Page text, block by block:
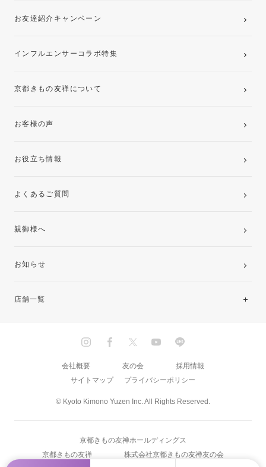
お友達紹介キャンペーン
インフルエンサーコラボ特集
京都きもの友禅について
お客様の声
お役立ち情報
よくあるご質問
親御様へ
お知らせ
店舗一覧
© Kyoto Kimono Yuzen Inc. All Rights Reserved.
会社概要 友の会
採用情報
サイトマップ
プライバシーポリシー
京都きもの友禅ホールディングス
京都きもの友禅
株式会社京都きもの友禅友の会